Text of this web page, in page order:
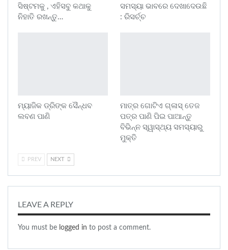
ସିଷ୍ଟମକୁ , ଏହିସବୁ କଥାକୁ
ନିହାତି ରଖନ୍ତୁ…
ସମସ୍ୟା ଭାବରେ ଦେଖାଦେଉଛି
: ରିସର୍ଚ୍ଚ
ମ୍ୟାଜିକ ଡ୍ରିଙ୍କ ସୈନ୍ଧବ
ଲବଣ ପାଣି
ମାତ୍ର ଗୋଟିଏ ଗ୍ଳାସ୍ ତେଜ
ପତ୍ର ପାଣି ପିଇ ପାଆନ୍ତୁ
ବିଭିନ୍ନ ସ୍ୱାସ୍ଥ୍ୟ ସମସ୍ୟାରୁ
ମୁକ୍ତି
PREV NEXT
LEAVE A REPLY
You must be logged in to post a comment.